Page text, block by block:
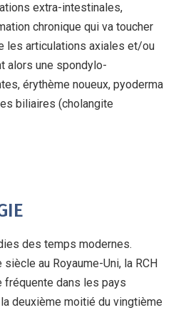
extra-intestinales,
chronique qui va toucher
les articulations axiales et/ou
alors une spondylo-
érythème noueux, pyoderma
biliaires (cholangite
des temps modernes.
au Royaume-Uni, la RCH
fréquente dans les pays
deuxième moitié du vingtième